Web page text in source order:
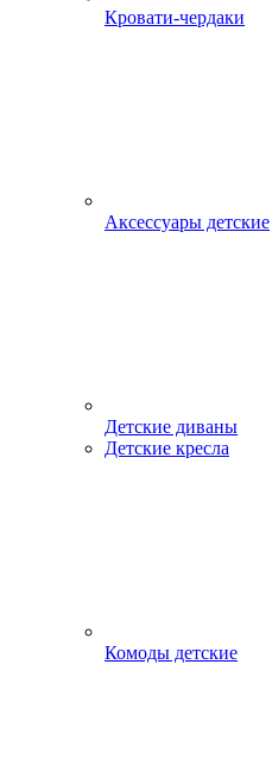
Кровати-чердаки
Аксессуары детские
Детские диваны
Детские кресла
Комоды детские